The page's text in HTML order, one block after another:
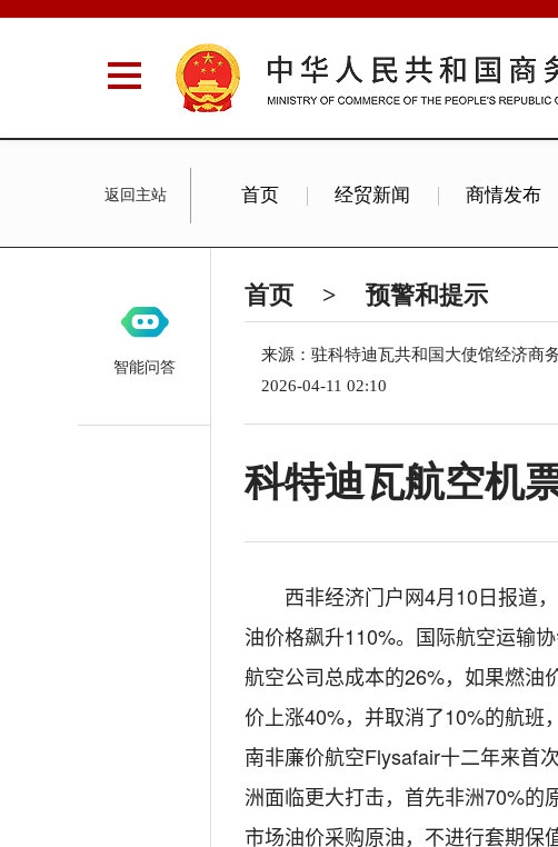
返回主站 首页 经贸新闻 商情发布
商旅服务 经贸机构 体验
首页 > 预警和提示
来源：驻科特迪瓦共和国大使馆经济商
2026-04-11 02:10
科特迪瓦航空机
西非经济门户网4月10日报道
油价格飙升110%。国际航空运输
航空公司总成本的26%，如果燃油
价上涨40%，并取消了10%的航班
南非廉价航空Flysafair十二年来首
洲面临更大打击，首先非洲70%的
市场油价采购原油，不进行套期保
智能问答